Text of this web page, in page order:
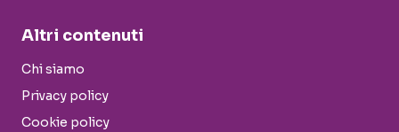
Altri contenuti
Chi siamo
Privacy policy
Cookie policy